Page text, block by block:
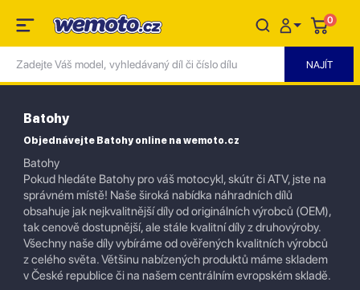
0
Batohy
Objednávejte Batohy online na wemoto.cz
Batohy
Pokud hledáte Batohy pro váš motocykl, skútr či ATV, jste na
správném místě! Naše široká nabídka náhradních dílů
obsahuje jak nejkvalitnější díly od originálních výrobců (OEM),
tak cenově dostupnější, ale stále kvalitní díly z druhovýroby.
Všechny naše díly vybíráme od ověřených kvalitních výrobců
z celého světa. Většinu nabízených produktů máme skladem
v České republice či na našem centrálním evropském skladě.